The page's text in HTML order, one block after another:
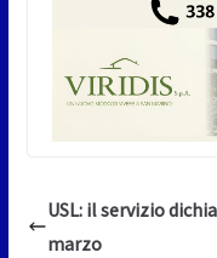
USL: il servizio
marzo